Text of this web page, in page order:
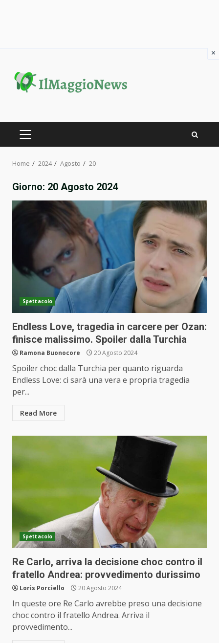
content
PRIMARY
Home 2024 Agosto 20
Giorno: 20 Agosto 2024
Spettacolo
Endless Love, tragedia in carcere per Ozan:
finisce malissimo. Spoiler dalla Turchia
Ramona Buonocore 20 Agosto 2024
Spoiler choc dalla Turchia per quanto riguarda
Endless Love: ci sarà una vera e propria tragedia
per...
Read More
Spettacolo
Re Carlo, arriva la decisione choc contro il
fratello Andrea: provvedimento durissimo
Loris Porciello 20 Agosto 2024
In queste ore Re Carlo avrebbe preso una decisione
choc contro il fratello Andrea. Arriva il
provvedimento...
×